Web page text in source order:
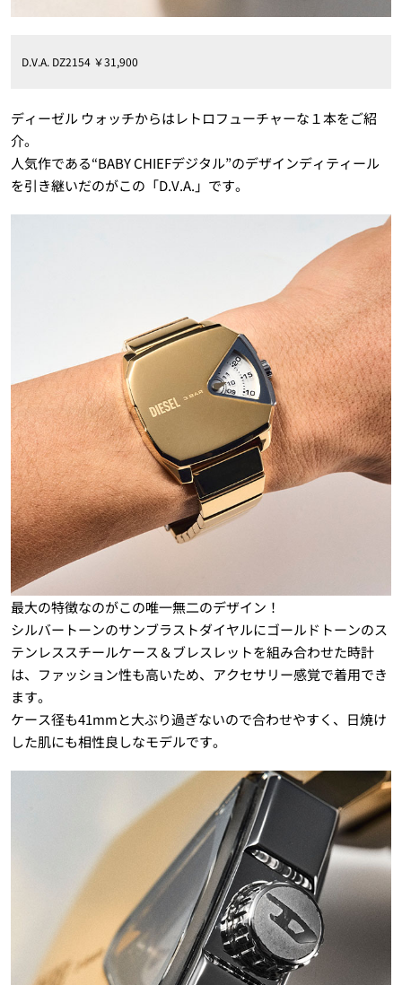
D.V.A. DZ2154 ￥31,900
ディーゼル ウォッチからはレトロフューチャーな１本をご紹
介。
人気作である“BABY CHIEFデジタル”のデザインディティール
を引き継いだのがこの「D.V.A.」です。
最大の特徴なのがこの唯一無二のデザイン！
シルバートーンのサンブラストダイヤルにゴールドトーンのス
テンレススチールケース＆ブレスレットを組み合わせた時計
は、ファッション性も高いため、アクセサリー感覚で着用でき
ます。
ケース径も41mmと大ぶり過ぎないので合わせやすく、日焼け
した肌にも相性良しなモデルです。